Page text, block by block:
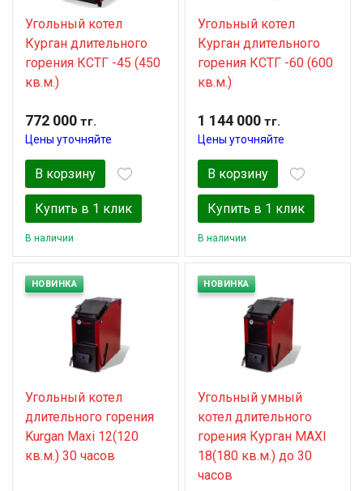
Угольный котел
Курган длительного
горения КСТГ -45 (450
кв.м.)
772 000 тг.
Цены уточняйте
В корзину
Купить в 1 клик
В наличии
Угольный котел
Курган длительного
горения КСТГ -60 (600
кв.м.)
1 144 000тг.
Цены уточняйте
В корзину
Купить в 1 клик
В наличии
НОВИНКА
Угольный котел
длительного горения
Kurgan Maxi 12(120
кв.м.) 30 часов
НОВИНКА
Угольный умный
котел длительного
горения Курган MAXI
18(180 кв.м.) до 30
часов